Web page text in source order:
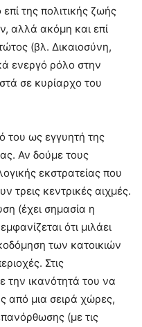
της πολιτικής ζωής
αλλά ακόμη και επί
(βλ. Δικαιοσύνη,
ενεργό ρόλο στην
σε κυρίαρχο του
του ως εγγυητή της
Αν δούμε τους
εκστρατείας που
τρεις κεντρικές αιχμές.
(έχει σημασία η
ότι μιλάει
των κατοικιών
Στις
την ικανότητά του να
από μια σειρά χώρες,
(με τις